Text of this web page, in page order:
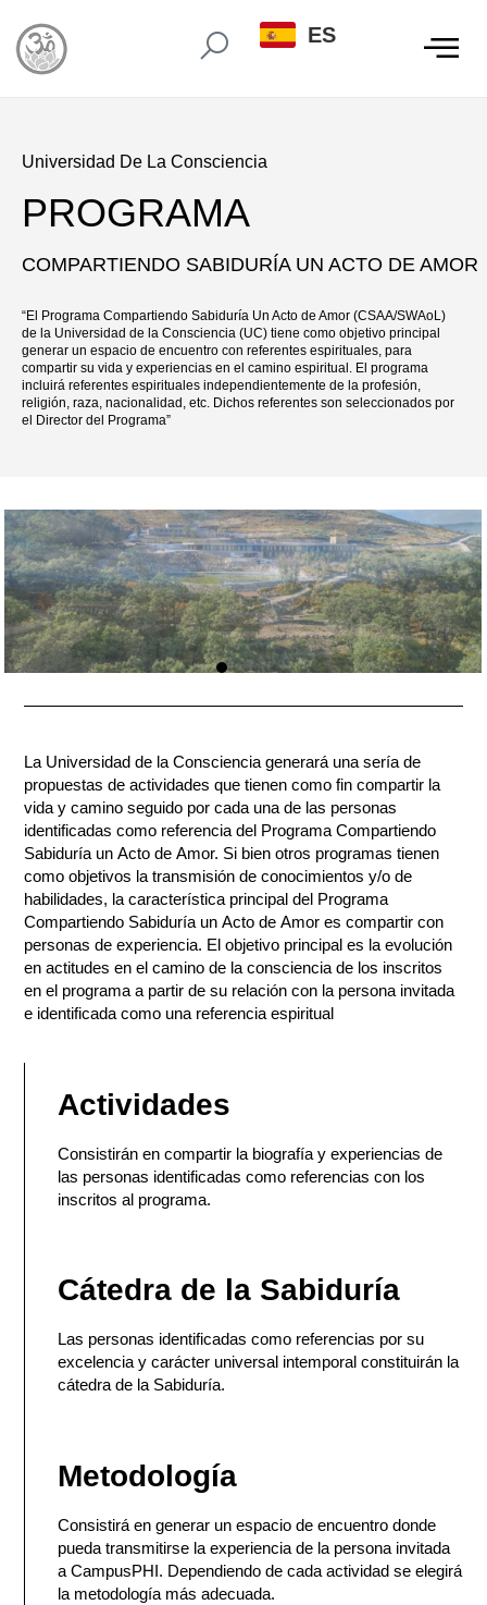
ES
Universidad De La Consciencia
PROGRAMA
COMPARTIENDO SABIDURÍA UN ACTO DE AMOR
“El Programa Compartiendo Sabiduría Un Acto de Amor (CSAA/SWAoL)
de la Universidad de la Consciencia (UC) tiene como objetivo principal
generar un espacio de encuentro con referentes espirituales, para
compartir su vida y experiencias en el camino espiritual. El programa
incluirá referentes espirituales independientemente de la profesión,
religión, raza, nacionalidad, etc. Dichos referentes son seleccionados por
el Director del Programa”
La Universidad de la Consciencia generará una sería de
propuestas de actividades que tienen como fin compartir la
vida y camino seguido por cada una de las personas
identificadas como referencia del Programa Compartiendo
Sabiduría un Acto de Amor. Si bien otros programas tienen
como objetivos la transmisión de conocimientos y/o de
habilidades, la característica principal del Programa
Compartiendo Sabiduría un Acto de Amor es compartir con
personas de experiencia. El objetivo principal es la evolución
en actitudes en el camino de la consciencia de los inscritos
en el programa a partir de su relación con la persona invitada
e identificada como una referencia espiritual
Actividades
Consistirán en compartir la biografía y experiencias de
las personas identificadas como referencias con los
inscritos al programa.
Cátedra de la Sabiduría
Las personas identificadas como referencias por su
excelencia y carácter universal intemporal constituirán la
cátedra de la Sabiduría.
Metodología
Consistirá en generar un espacio de encuentro donde
pueda transmitirse la experiencia de la persona invitada
a CampusPHI. Dependiendo de cada actividad se elegirá
la metodología más adecuada.